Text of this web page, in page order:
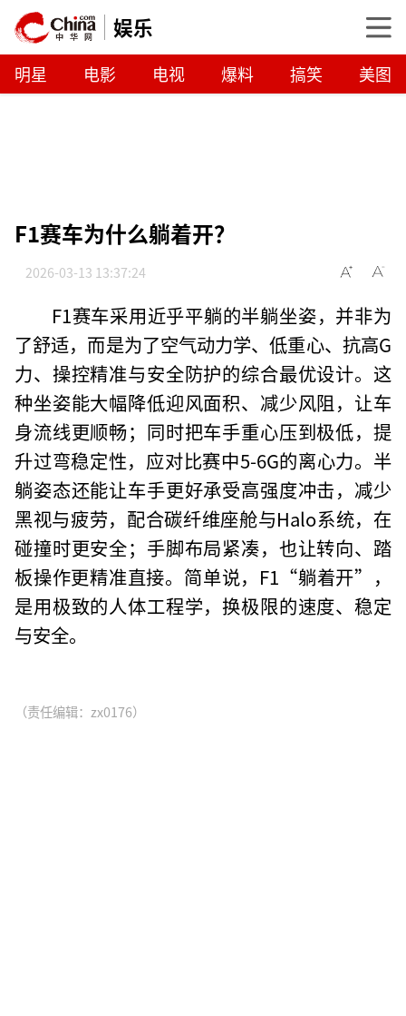
娱乐
明星 电影 电视 爆料 搞笑 美图
F1赛车为什么躺着开？
2026-03-13 13:37:24
F1赛车采用近乎平躺的半躺坐姿，并非为
了舒适，而是为了空气动力学、低重心、抗高G
力、操控精准与安全防护的综合最优设计。这
种坐姿能大幅降低迎风面积、减少风阻，让车
身流线更顺畅；同时把车手重心压到极低，提
升过弯稳定性，应对比赛中5-6G的离心力。半
躺姿态还能让车手更好承受高强度冲击，减少
黑视与疲劳，配合碳纤维座舱与Halo系统，在
碰撞时更安全；手脚布局紧凑，也让转向、踏
板操作更精准直接。简单说，F1“躺着开”，
是用极致的人体工程学，换极限的速度、稳定
与安全。
（责任编辑：zx0176）